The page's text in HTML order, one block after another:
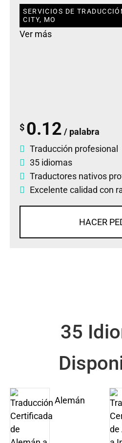
SERVICIOS DE
CITY, MO
Ver más
$ 0.12 / palabra
Traducción profesional
35 idiomas
Traductores nativos
Excelente calidad con
HACER
35
Alemán